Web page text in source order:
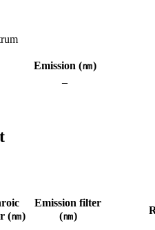
Emission (㎚)
–
(㎚)
Emission filter
(㎚)